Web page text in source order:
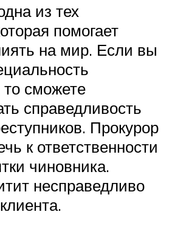
из тех
помогает
на мир. Если вы
то сможете
справедливость
Прокурор
к ответственности
чиновника.
несправедливо